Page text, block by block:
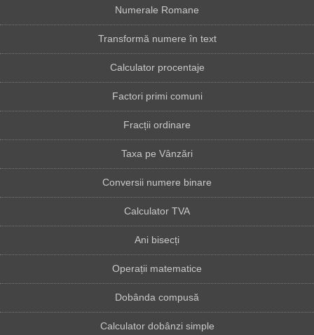
Numerale Romane
Transformă numere în text
Calculator procentaje
Factori primi comuni
Fracții ordinare
Taxa pe Vânzări
Conversii numere binare
Calculator TVA
Ani bisecți
Operații matematice
Dobânda compusă
Calculator dobânzi simple